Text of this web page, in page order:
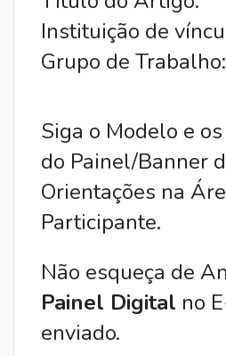
Instituição de
Grupo de Trabalho:
Siga o Modelo e
do Painel/Banner
Orientações na
Participante.
Painel Digital no
enviado.